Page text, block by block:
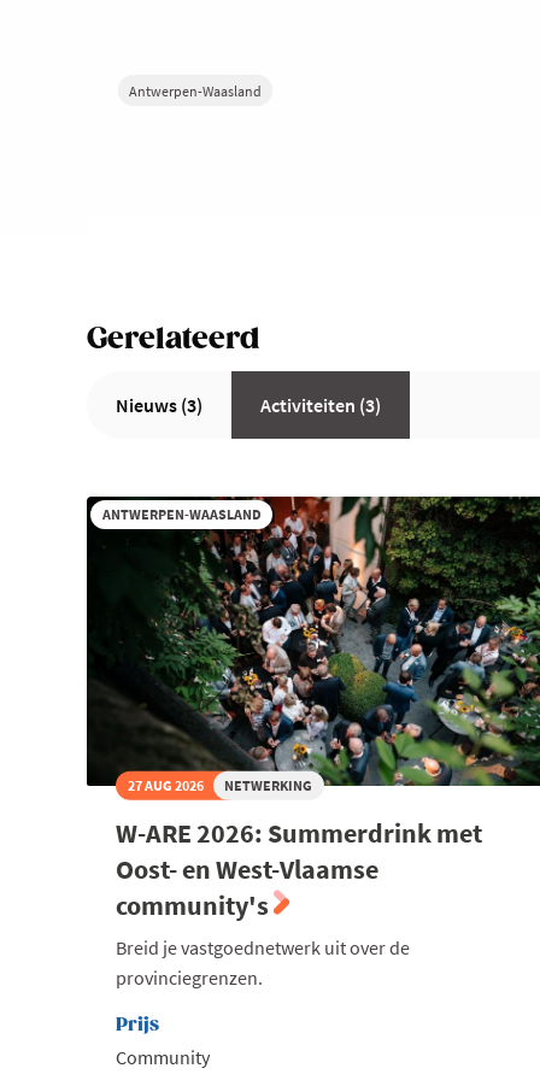
Antwerpen-Waasland
Gerelateerd
Nieuws (3) Activiteiten (3)
ANTWERPEN-WAASLAND
27 AUG 2026 NETWERKING
W-ARE 2026: Summerdrink met
Oost- en West-Vlaamse
community's
Breid je vastgoednetwerk uit over de
provinciegrenzen.
Prijs
Community